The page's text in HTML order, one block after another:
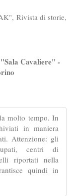
Rivista di storie,
Cavaliere" -
molto tempo. In
in maniera
Attenzione: gli
centri di
riportati nella
quindi in